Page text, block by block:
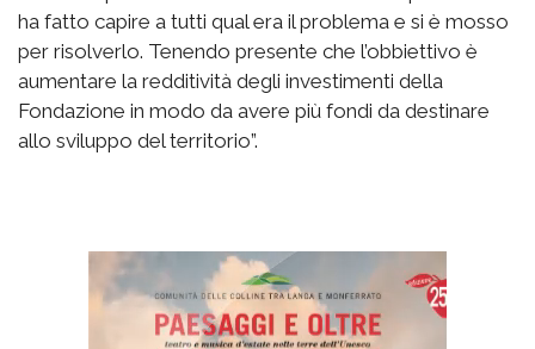
ha fatto capire a tutti qual era il problema e si è mosso
per risolverlo. Tenendo presente che l’obbiettivo è
aumentare la redditività degli investimenti della
Fondazione in modo da avere più fondi da destinare
allo sviluppo del territorio”.